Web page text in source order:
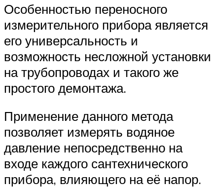
Особенностью переносного
измерительного прибора является
его универсальность и
возможность несложной установки
на трубопроводах и такого же
простого демонтажа.
Применение данного метода
позволяет измерять водяное
давление непосредственно на
входе каждого сантехнического
прибора, влияющего на её напор.